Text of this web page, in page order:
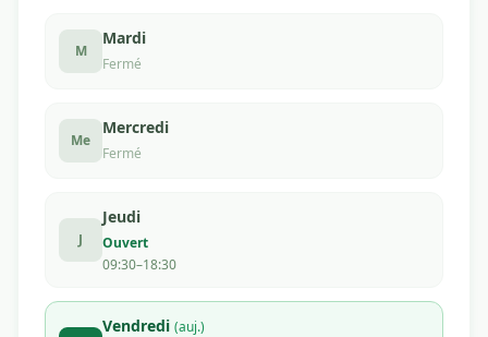
M
Mardi
Fermé
Me
Mercredi
Fermé
J
Jeudi
Ouvert
09:30–18:30
Vendredi (auj.)